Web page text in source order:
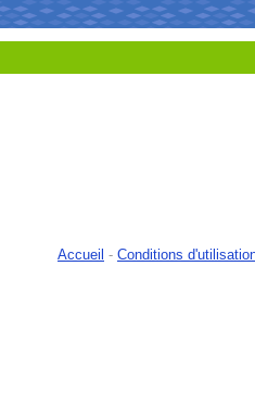
Accueil - Conditions